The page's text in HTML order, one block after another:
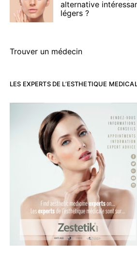
alternative
légers ?
Trouver un médecin
LES EXPERTS DE L’ESTHETIQUE